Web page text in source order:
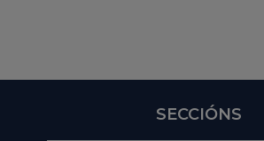
SECCIÓNS